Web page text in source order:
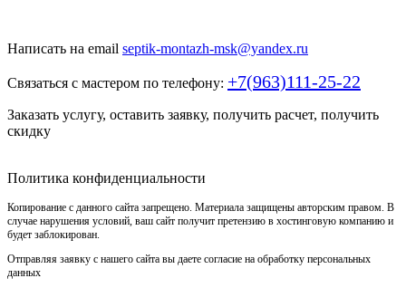
Написать на email septik-montazh-msk@yandex.ru
Связаться с мастером по телефону: +7(963)111-25-22
Заказать услугу, оставить заявку, получить расчет, получить
скидку
Политика конфиденциальности
Копирование с данного сайта запрещено. Материала защищены авторским правом. В
случае нарушения условий, ваш сайт получит претензию в хостинговую компанию и
будет заблокирован.
Отправляя заявку с нашего сайта вы даете согласие на обработку персональных
данных